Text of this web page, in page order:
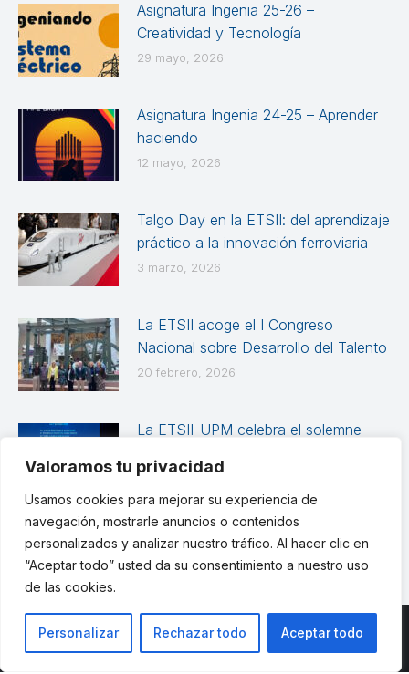
Valoramos tu privacidad
Usamos cookies para mejorar su experiencia de
navegación, mostrarle anuncios o contenidos
personalizados y analizar nuestro tráfico. Al hacer clic en
“Aceptar todo” usted da su consentimiento a nuestro uso
de las cookies.
Personalizar Rechazar todo Aceptar todo
Asignatura Ingenia 25-26 –
Creatividad y Tecnología
29 mayo, 2026
Asignatura Ingenia 24-25 – Aprender
haciendo
12 mayo, 2026
Talgo Day en la ETSII: del aprendizaje
práctico a la innovación ferroviaria
3 marzo, 2026
La ETSII acoge el I Congreso
Nacional sobre Desarrollo del Talento
20 febrero, 2026
La ETSII-UPM celebra el solemne
las promociones 2024-2025
12 febrero, 2026